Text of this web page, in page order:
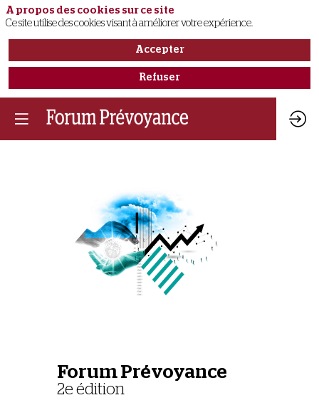
Forum Prévoyance
2e édition
A propos des cookies sur ce site
Ce site utilise des cookies visant à améliorer votre expérience.
Accepter
Refuser